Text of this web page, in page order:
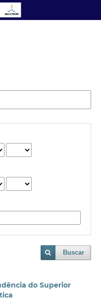
Buscar
do Superior